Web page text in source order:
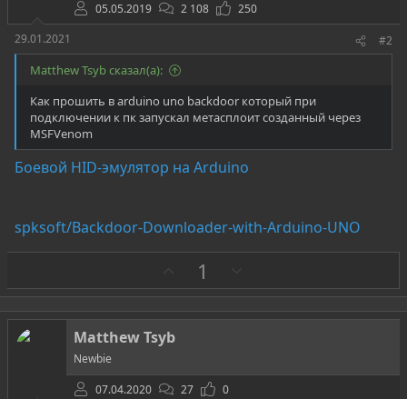
Спойлер 05.05.2019 2 108
250
29.01.2021
#2
Matthew Tsyb сказал(а):
Как прошить в arduino uno backdoor который при
подключении к пк запускал метасплоит созданный через
MSFVenom
Боевой HID-эмулятор на Arduino
spksoft/Backdoor-Downloader-with-Arduino-UNO
а
1
р
о
в
Matthew Tsyb
Newbie
07.04.2020
27
0